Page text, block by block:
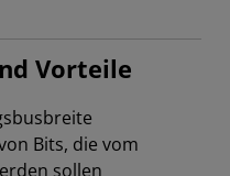
Vorteile
Bits, die vom
sollen